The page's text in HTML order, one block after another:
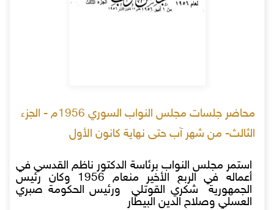
محاضر جلسات مجلس النواب السوري 1956م - الجزء
الثالث- من شهر آب حتى نهاية كانون الأول
استمر مجلس النواب برئاسة الدكتور ناظم القدسي في
أعماله في الربع الأخير منعام 1956 وكان رئيس
الجمهورية شكري القوتلي ورئيس الحكومة صبري
العسلي وصلاح الدين البيطار